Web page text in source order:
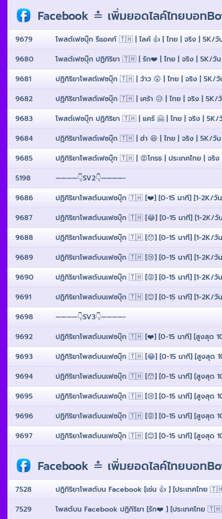
Facebook ≛ เพิ่มยอดไลค์ไทยบอท
9679
โพสต์เฟซบุ๊ก รีแอคท์ 🇹🇭 | ไลค์ 👍 | ไทย | จริง | 5K/วั
9680
โพสต์เฟซบุ๊ก ปฏิกิริยา 🇹🇭 | รัก❤️ | ไทย | จริง | 5K/วั
9681
ปฏิกิริยาโพสต์เฟซบุ๊ก 🇹🇭 | ว้าว 😲 | ไทย | จริง | 5K/
9682
ปฏิกิริยาโพสต์เฟซบุ๊ก 🇹🇭 | เศร้า 😥 | ไทย | จริง | 5K/
9683
โพสต์เฟซบุ๊ก ปฏิกิริยา 🇹🇭 | แคร์ 🤗 | ไทย | จริง | 5K/
9684
ปฏิกิริยาโพสต์เฟซบุ๊ก 🇹🇭 | ฮ่า 😆 | ไทย | จริง | 5K/วั
9685
ปฏิกิริยาโพสต์เฟซบุ๊ก 🇹🇭 | 😡โกรธ | ประเทศไทย | จริ
5198
————👇SV2👇————-
9686
ปฏิกิริยาโพสต์บนเฟซบุ๊ก 🇹🇭 [❤️] [0-15 นาที] [1-2K/วัน
9687
ปฏิกิริยาโพสต์บนเฟซบุ๊ก 🇹🇭 [😂] [0-15 นาที] [1-2K/วั
9688
ปฏิกิริยาโพสต์บนเฟซบุ๊ก 🇹🇭 [😯] [0-15 นาที] [1-2K/วั
9689
ปฏิกิริยาโพสต์บนเฟซบุ๊ก 🇹🇭 [😢] [0-15 นาที] [1-2K/วั
9690
ปฏิกิริยาโพสต์บนเฟซบุ๊ก 🇹🇭 [😡] [0-15 นาที] [1-2K/วั
9691
ปฏิกิริยาโพสต์บนเฟซบุ๊ก 🇹🇭 [😊] [0-15 นาที] [1-2K/วั
9698
————👇SV3👇————-
9692
ปฏิกิริยาโพสต์บนเฟซบุ๊ก 🇹🇭 [❤️] [0-15 นาที] [สูงสุด
9693
ปฏิกิริยาโพสต์บนเฟซบุ๊ก 🇹🇭 [😂] [0-15 นาที] [สูงสุด
9694
ปฏิกิริยาโพสต์บนเฟซบุ๊ก 🇹🇭 [😯] [0-15 นาที] [สูงสุด
9695
ปฏิกิริยาโพสต์บนเฟซบุ๊ก 🇹🇭 [😢] [0-15 นาที] [สูงสุด
9696
ปฏิกิริยาโพสต์บนเฟซบุ๊ก 🇹🇭 [😡] [0-15 นาที] [สูงสุด
9697
ปฏิกิริยาโพสต์บนเฟซบุ๊ก 🇹🇭 [😊] [0-15 นาที] [สูงสุด
Facebook ≛ เพิ่มยอดไลค์ไทยบอท
7528
ปฏิกิริยาโพสต์บน Facebook [เช่น 👍 ] [ประเทศไทย
7529
โพสต์บน Facebook ปฏิกิริยา [รัก❤️ ] [ประเทศไทย